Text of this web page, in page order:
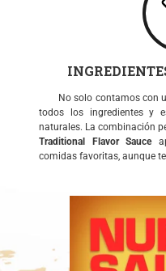
No solo contamos con
todos los ingredientes y
naturales. La combinación
Traditional Flavor Sauce
comidas favoritas, aunque